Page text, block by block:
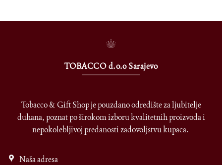
TOBACCO d.o.o Sarajevo
Tobacco & Gift Shop je pouzdano odredište za ljubitelje
duhana, poznat po širokom izboru kvalitetnih proizvoda i
nepokolebljivoj predanosti zadovoljstvu kupaca.
Naša adresa